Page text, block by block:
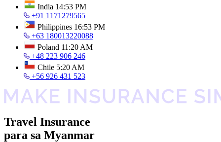
India 14:53 PM
+91 1171279565
Philippines 16:53 PM
+63 180013220088
Poland 11:20 AM
+48 223 906 246
Chile 5:20 AM
+56 926 431 523
Travel Insurance
para sa Myanmar